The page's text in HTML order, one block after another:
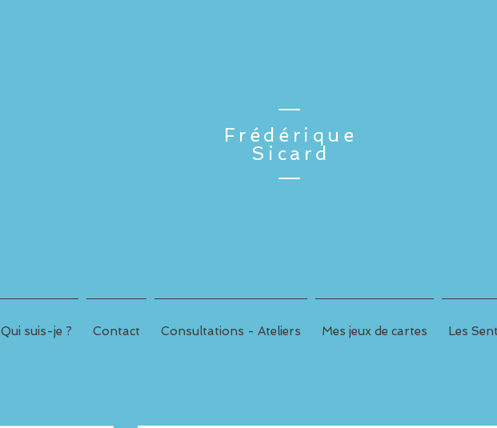
Frédérique
Sicard
Qui suis-je ? Contact Consultations - Ateliers Mes jeux de cartes Les